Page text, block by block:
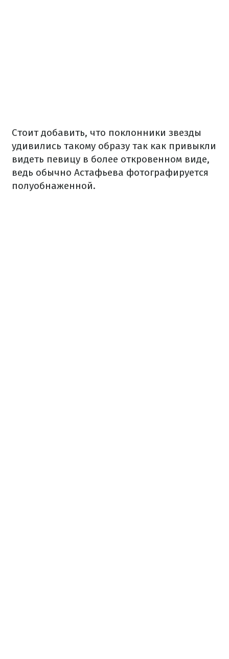
Стоит добавить, что поклонники звезды
удивились такому образу так как привыкли
видеть певицу в более откровенном виде,
ведь обычно Астафьева фотографируется
полуобнаженной.